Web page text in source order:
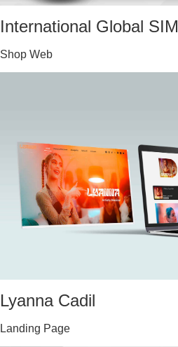
International Global SIM
Shop Web
Lyanna Cadil
Landing Page